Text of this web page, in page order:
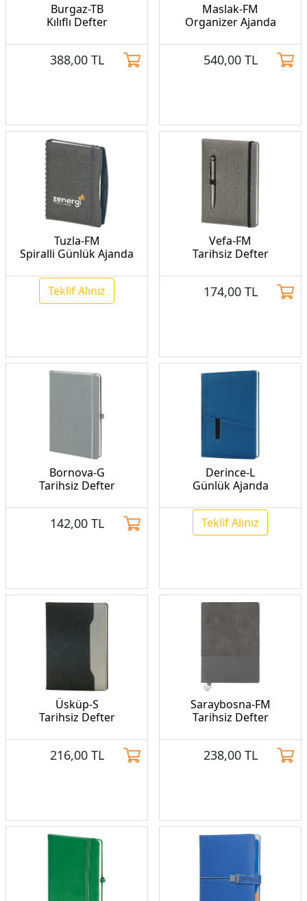
Burgaz-TB
Kılıflı Defter
388,00 TL
Maslak-FM
Organizer Ajanda
540,00 TL
Tuzla-FM
Spiralli Günlük Ajanda
Teklif Alınız
Vefa-FM
Tarihsiz Defter
174,00 TL
Bornova-G
Tarihsiz Defter
142,00 TL
Derince-L
Günlük Ajanda
Teklif Alınız
Üsküp-S
Tarihsiz Defter
216,00 TL
Saraybosna-FM
Tarihsiz Defter
238,00 TL